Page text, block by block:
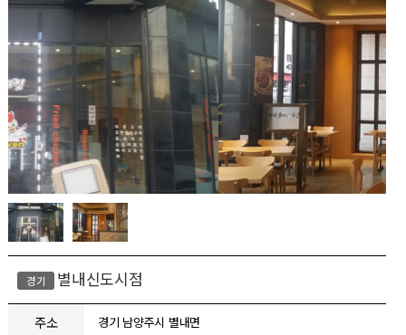
경기 별내신도시점
주소 경기 남양주시 별내면